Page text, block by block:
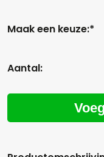
Maak een keuze:*
Aantal: